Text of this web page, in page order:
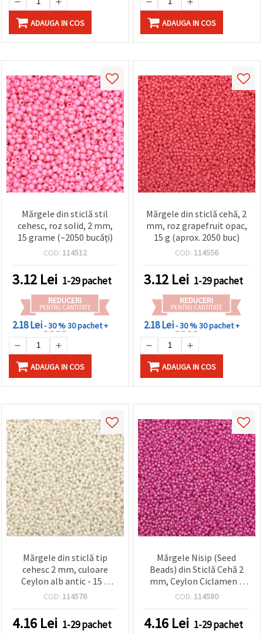
ADAUGA IN COS ADAUGA IN COS
Mărgele din sticlă stil
cehesc, roz solid, 2 mm,
15 grame (~2050 bucăți)
COD: 114512
3.12 Lei 1-29 pachet
REDUCERI
PENTRU CANTITATE
2.18 Lei- 30 %30 pachet +
ADAUGA IN COS
Mărgele din sticlă cehă, 2
mm, roz grapefruit opac,
15 g (aprox. 2050 buc)
COD: 114556
3.12 Lei 1-29 pachet
REDUCERI
PENTRU CANTITATE
2.18 Lei- 30 %30 pachet +
ADAUGA IN COS
Mărgele din sticlă tip
cehesc 2 mm, culoare
Ceylon alb antic - 15 g
(~2050 buc.)
COD: 114576
4.16 Lei 1-29 pachet
Mărgele Nisip (Seed
Beads) din Sticlă Cehă 2
mm, Ceylon Ciclamen –
perfecte pentru bijuterii,
15 g (~2050 buc.)
COD: 114580
4.16 Lei 1-29 pachet